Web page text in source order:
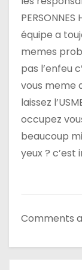
équipe a
memes
pas l’enfeu
vous meme
laissez
occupez
beaucoup
yeux ? c’est
Comments